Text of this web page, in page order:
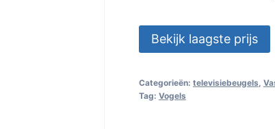
Bekijk laagste prijs
Categorieën: televisiebeugels
Tag: Vogels